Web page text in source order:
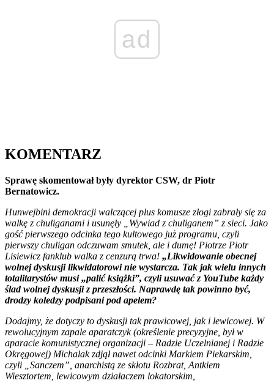
ad
KOMENTARZ
Sprawę skomentował były dyrektor CSW, dr Piotr
Bernatowicz.
Hunwejbini demokracji walczącej plus komusze złogi zabrały się za
walkę z chuliganami i usunęły „Wywiad z chuliganem” z sieci. Jako
gość pierwszego odcinka tego kultowego już programu, czyli
pierwszy chuligan odczuwam smutek, ale i dumę! Piotrze Piotr
Lisiewicz fanklub walka z cenzurą trwa! „Likwidowanie obecnej
wolnej dyskusji likwidatorowi nie wystarcza. Tak jak wielu innych
totalitarystów musi „palić książki”, czyli usuwać z YouTube każdy
ślad wolnej dyskusji z przeszłości. Naprawdę tak powinno być,
drodzy koledzy podpisani pod apelem?
Dodajmy, że dotyczy to dyskusji tak prawicowej, jak i lewicowej. W
rewolucyjnym zapale aparatczyk (określenie precyzyjne, był w
aparacie komunistycznej organizacji – Radzie Uczelnianej i Radzie
Okręgowej) Michalak zdjął nawet odcinki Markiem Piekarskim,
czyli „Sanczem”, anarchistą ze skłotu Rozbrat, Antkiem
Wiesztortem, lewicowym działaczem lokatorskim,